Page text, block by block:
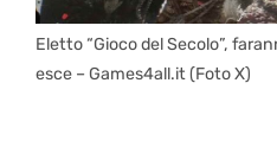
Eletto “Gioco del Secolo”,
esce – Games4all.it (Foto X)